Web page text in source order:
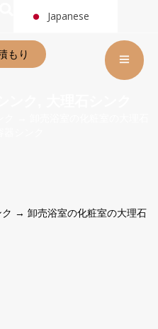
Japanese
もり
→ 卸売浴室の化粧室の大理石